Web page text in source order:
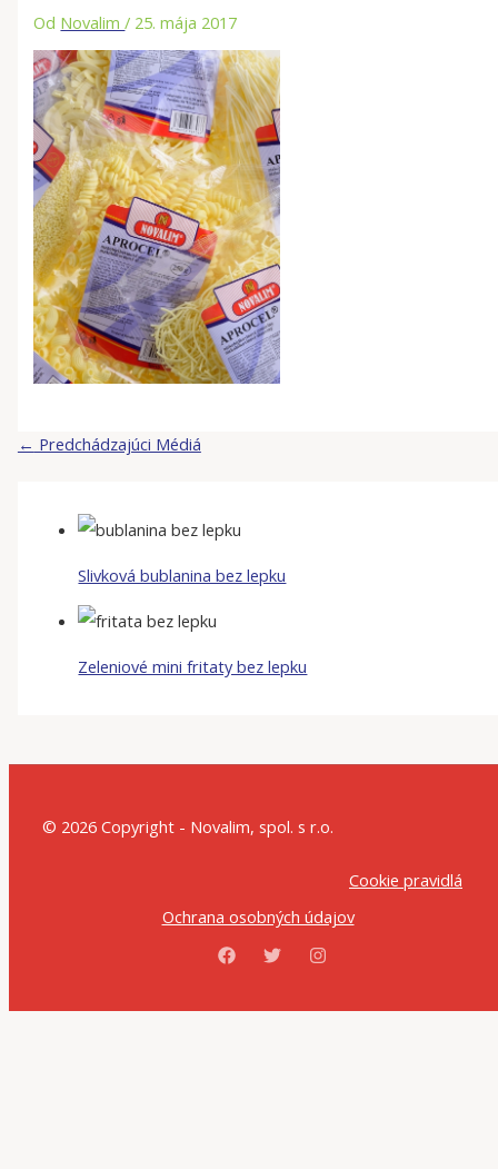
Od Novalim/ 25. mája 2017
← Predchádzajúci Médiá
Slivková bublanina bez lepku
Zeleniové mini fritaty bez lepku
© 2026 Copyright - Novalim, spol. s r.o.
Cookie pravidlá
Ochrana osobných údajov